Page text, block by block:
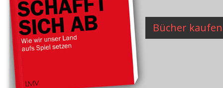
Bücher kaufen